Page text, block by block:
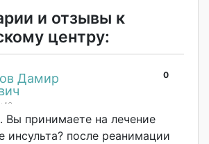
и отзывы к
центру:
0
Дамир
Вы принимаете на лечение
инсульта? после реанимации